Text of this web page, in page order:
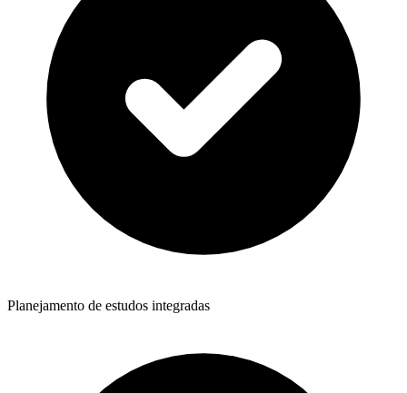
Planejamento de estudos integradas